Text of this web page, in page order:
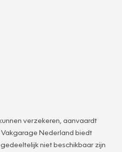
verzekeren, aanvaardt
Nederland biedt
niet beschikbaar zijn